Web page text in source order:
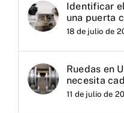
Identificar
una puerta
18 de julio de
Ruedas en
necesita
11 de julio de